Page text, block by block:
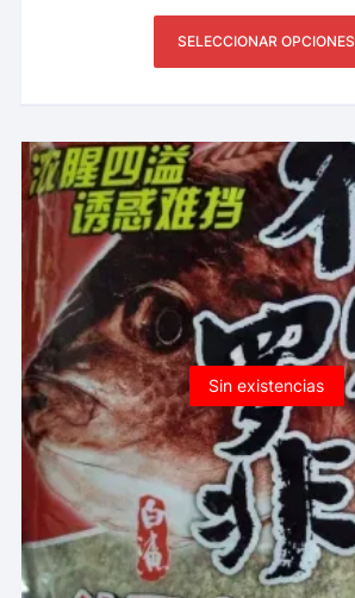
SELECCIONAR OPCIONES
Sin existencias